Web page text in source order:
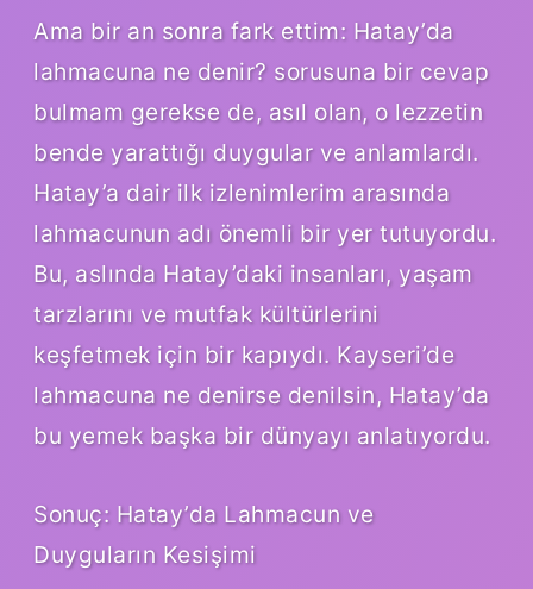
Ama bir an sonra fark ettim: Hatay’da
lahmacuna ne denir? sorusuna bir cevap
bulmam gerekse de, asıl olan, o lezzetin
bende yarattığı duygular ve anlamlardı.
Hatay’a dair ilk izlenimlerim arasında
lahmacunun adı önemli bir yer tutuyordu.
Bu, aslında Hatay’daki insanları, yaşam
tarzlarını ve mutfak kültürlerini
keşfetmek için bir kapıydı. Kayseri’de
lahmacuna ne denirse denilsin, Hatay’da
bu yemek başka bir dünyayı anlatıyordu.
Sonuç: Hatay’da Lahmacun ve
Duyguların Kesişimi